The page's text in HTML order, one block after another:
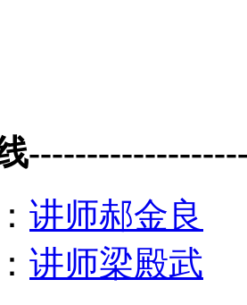
讲师郝金良
讲师梁殿武